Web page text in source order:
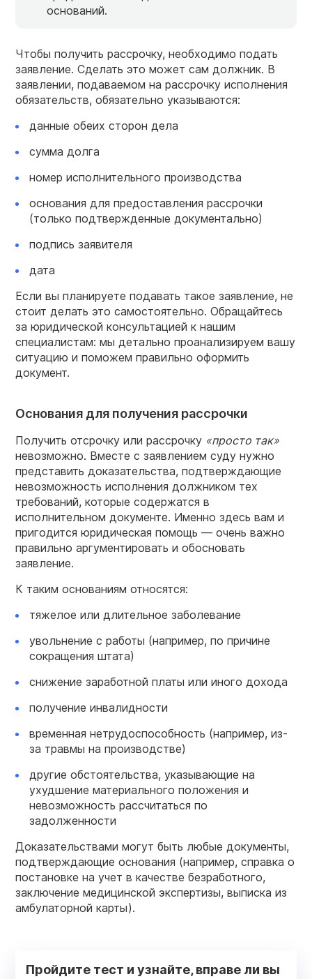
оснований.
Чтобы получить рассрочку, необходимо подать
заявление. Сделать это может сам должник. В
заявлении, подаваемом на рассрочку исполнения
обязательств, обязательно указываются:
данные обеих сторон дела
сумма долга
номер исполнительного производства
основания для предоставления рассрочки
(только подтвержденные документально)
подпись заявителя
дата
Если вы планируете подавать такое заявление, не
стоит делать это самостоятельно. Обращайтесь
за юридической консультацией к нашим
специалистам: мы детально проанализируем вашу
ситуацию и поможем правильно оформить
документ.
Основания для получения рассрочки
Получить отсрочку или рассрочку «просто так»
невозможно. Вместе с заявлением суду нужно
представить доказательства, подтверждающие
невозможность исполнения должником тех
требований, которые содержатся в
исполнительном документе. Именно здесь вам и
пригодится юридическая помощь — очень важно
правильно аргументировать и обосновать
заявление.
К таким основаниям относятся:
тяжелое или длительное заболевание
увольнение с работы (например, по причине
сокращения штата)
снижение заработной платы или иного дохода
получение инвалидности
временная нетрудоспособность (например, из-
за травмы на производстве)
другие обстоятельства, указывающие на
ухудшение материального положения и
невозможность рассчитаться по
задолженности
Доказательствами могут быть любые документы,
подтверждающие основания (например, справка о
постановке на учет в качестве безработного,
заключение медицинской экспертизы, выписка из
амбулаторной карты).
Пройдите тест и узнайте, вправе ли вы